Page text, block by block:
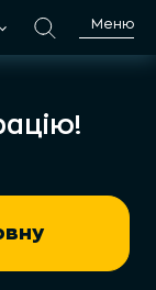
Меню